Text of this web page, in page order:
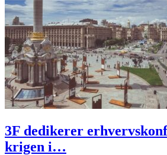
3F dedikerer
krigen i…